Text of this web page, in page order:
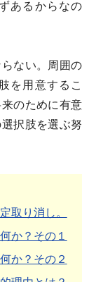
あるからなの
ない。周囲の
を用意するこ
のために有意
択肢を選ぶ努
取り消し。
か？その１
か？その２